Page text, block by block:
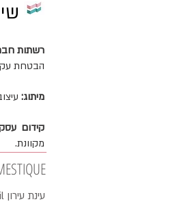
רשתות
הבטחת
מיתוג:
קידום
מקוונת.
עינת עירון Einat Eron 09-8912671 | 052-3426090 |